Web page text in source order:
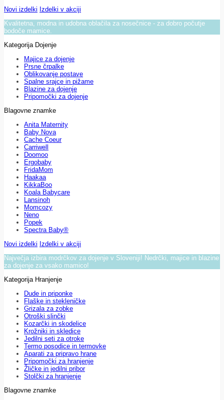
Novi izdelki Izdelki v akciji
Kvalitetna, modna in udobna oblačila za nosečnice - za dobro počutje
bodoče mamice.
Kategorija Dojenje
Majice za dojenje
Prsne črpalke
Oblikovanje postave
Spalne srajce in pižame
Blazine za dojenje
Pripomočki za dojenje
Blagovne znamke
Anita Maternity
Baby Nova
Cache Coeur
Carriwell
Doomoo
Ergobaby
FridaMom
Haakaa
KikkaBoo
Koala Babycare
Lansinoh
Momcozy
Neno
Popek
Spectra Baby®
Novi izdelki Izdelki v akciji
Največja izbira modrčkov za dojenje v Sloveniji! Nedrčki, majice in blazine
za dojenje za vsako mamico!
Kategorija Hranjenje
Dude in priponke
Flaške in stekleničke
Grizala za zobke
Otroški slinčki
Kozarčki in skodelice
Krožniki in skledice
Jedilni seti za otroke
Termo posodice in termovke
Aparati za pripravo hrane
Pripomočki za hranjenje
Žličke in jedilni pribor
Stolčki za hranjenje
Blagovne znamke